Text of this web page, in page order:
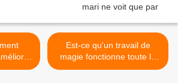
Est-ce qu'un travail de
magie fonctionne toute la
vie? >